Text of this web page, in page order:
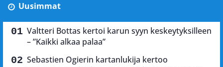
Uusimmat
Valtteri Bottas kertoi karun syyn keskeytyksilleen
– ”Kaikki alkaa palaa”
Sebastien Ogierin kartanlukija kertoo